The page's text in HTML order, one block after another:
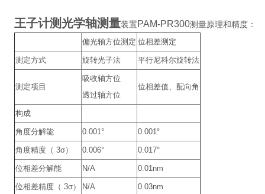
王子计测光学轴测量装置PAM-PR300测量原理和精度：
偏光轴方位测定 位相差测定
测定方式 旋转光子法 平行尼科尔旋转法
测定项目
吸收轴方位
透过轴方位
位相差值、配向角
构成
角度分解能 0.001° 0.001°
角度精度（ 3σ） 0.006° 0.017°
位相差分解能 N/A 0.01nm
位相差精度（ 3σ） N/A 0.03nm